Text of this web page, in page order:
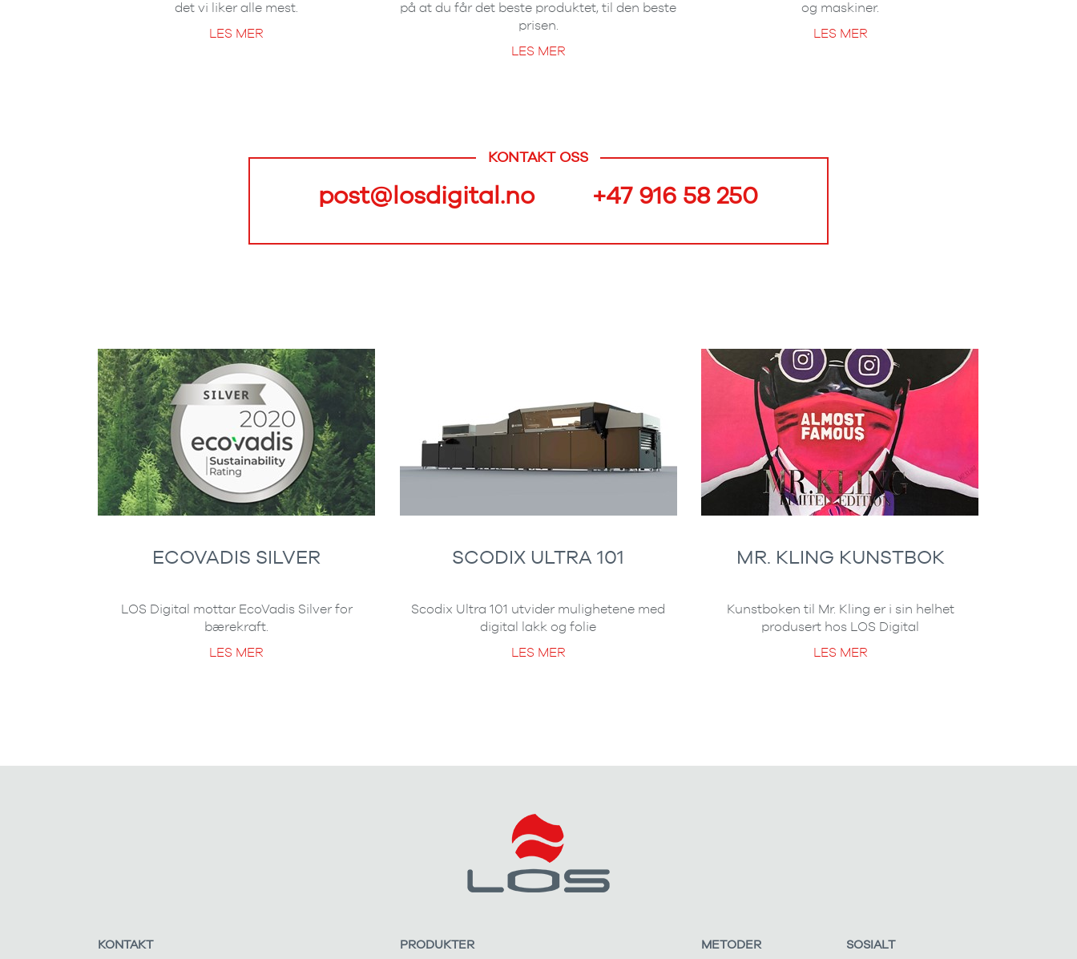
det vi liker alle mest.
LES MER
på at du får det beste produktet, til den beste
prisen.
LES MER
og maskiner.
LES MER
KONTAKT OSS
post@losdigital.no +47 916 58 250
ECOVADIS SILVER
LOS Digital mottar EcoVadis Silver for
bærekraft.
LES MER
SCODIX ULTRA 101
Scodix Ultra 101 utvider mulighetene med
digital lakk og folie
LES MER
MR. KLING KUNSTBOK
Kunstboken til Mr. Kling er i sin helhet
produsert hos LOS Digital
LES MER
KONTAKT PRODUKTER METODER SOSIALT